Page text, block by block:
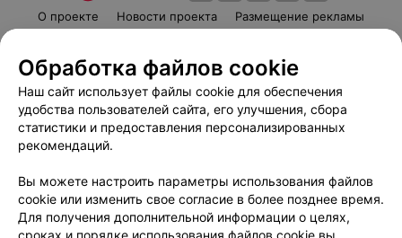
О проекте Новости проекта
Размещение рекламы
Пользовательское соглашение
Способы оплаты
Вакансии
Партнеры
Написать руководителю 103.by
Обработка персональных данных
Обработка файлов cookie
Наш сайт использует файлы cookie для обеспечения
удобства пользователей сайта, его улучшения, сбора
статистики и предоставления персонализированных
рекомендаций.
Вы можете настроить параметры использования файлов
cookie или изменить свое согласие в более позднее время.
Для получения дополнительной информации о целях,
сроках и порядке использования файлов cookie вы